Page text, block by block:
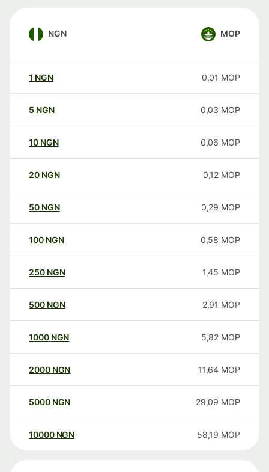
NGN MOP
1 NGN 0,01 MOP
5 NGN 0,03 MOP
10 NGN 0,06 MOP
20 NGN 0,12 MOP
50 NGN 0,29 MOP
100 NGN 0,58 MOP
250 NGN 1,45 MOP
500 NGN 2,91 MOP
1000 NGN 5,82 MOP
2000 NGN 11,64 MOP
5000 NGN 29,09 MOP
10000 NGN 58,19 MOP